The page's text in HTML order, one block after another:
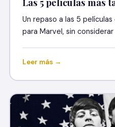
Un repaso a las 5
para Marvel, sin
Leer más →